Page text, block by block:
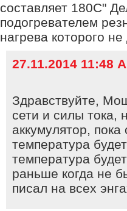
составляет 180С"
подогревателем
нагрева которого
27.11.2014 11:48
Здравствуйте,
сети и силы тока,
аккумулятор,
температура
температура
раньше когда не
писал на всех